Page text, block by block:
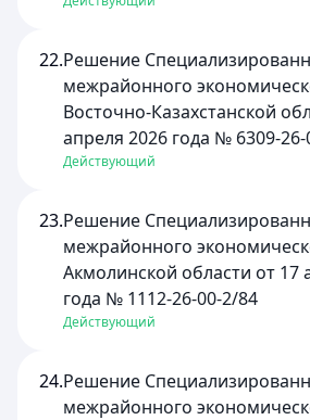
22.Решение
межрайонного
Восточно-Казахстанской
апреля 2026 года № 6309-
Действующий
23.Решение
межрайонного
Акмолинской области от 17
года № 1112-26-00-2/84
Действующий
24.Решение
межрайонного